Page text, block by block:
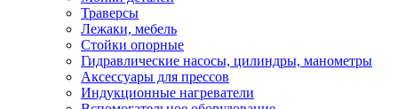
Траверсы
Лежаки, мебель
Стойки опорные
Гидравлические насосы, цилиндры, манометры
Аксессуары для прессов
Индукционные нагреватели